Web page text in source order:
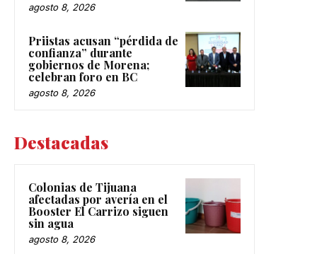
agosto 8, 2026
Priistas acusan “pérdida de
confianza” durante
gobiernos de Morena;
celebran foro en BC
agosto 8, 2026
Destacadas
Colonias de Tijuana
afectadas por avería en el
Booster El Carrizo siguen
sin agua
agosto 8, 2026